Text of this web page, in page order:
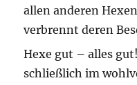
allen anderen
verbrennt deren
Hexe gut – alles
schließlich im